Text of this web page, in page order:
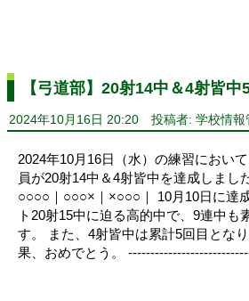
【弓道部】20射14中＆4射皆中
2024年10月16日 20:20 投稿者: 学校情報
2024年10月16日（水）の練習におい
員が20射14中＆4射皆中を達成しまし
○○○○｜○○○×｜×○○○｜ 10月10日に達
ト20射15中に迫る高的中で、9連中も
す。 また、4射皆中は累計5回目とな
果、おめでとう。